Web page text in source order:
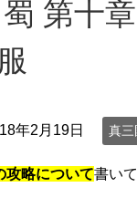
第十
年2月19日 真三
攻略について書い